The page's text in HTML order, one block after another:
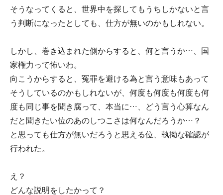
そうなってくると、世界中を探してもうちしかないと言
う判断になったとしても、仕方が無いのかもしれない。
しかし、巻き込まれた側からすると、何と言うか…、国
家権力って怖いわ。
向こうからすると、冤罪を避ける為と言う意味もあって
そうしているのかもしれないが、何度も何度も何度も何
度も同じ事を聞き腐って、本当に…、どう言う心算なん
だと聞きたい位のあのしつこさは何なんだろうか…？
と思っても仕方が無いだろうと思える位、執拗な確認が
行われた。
え？
どんな説明をしたかって？